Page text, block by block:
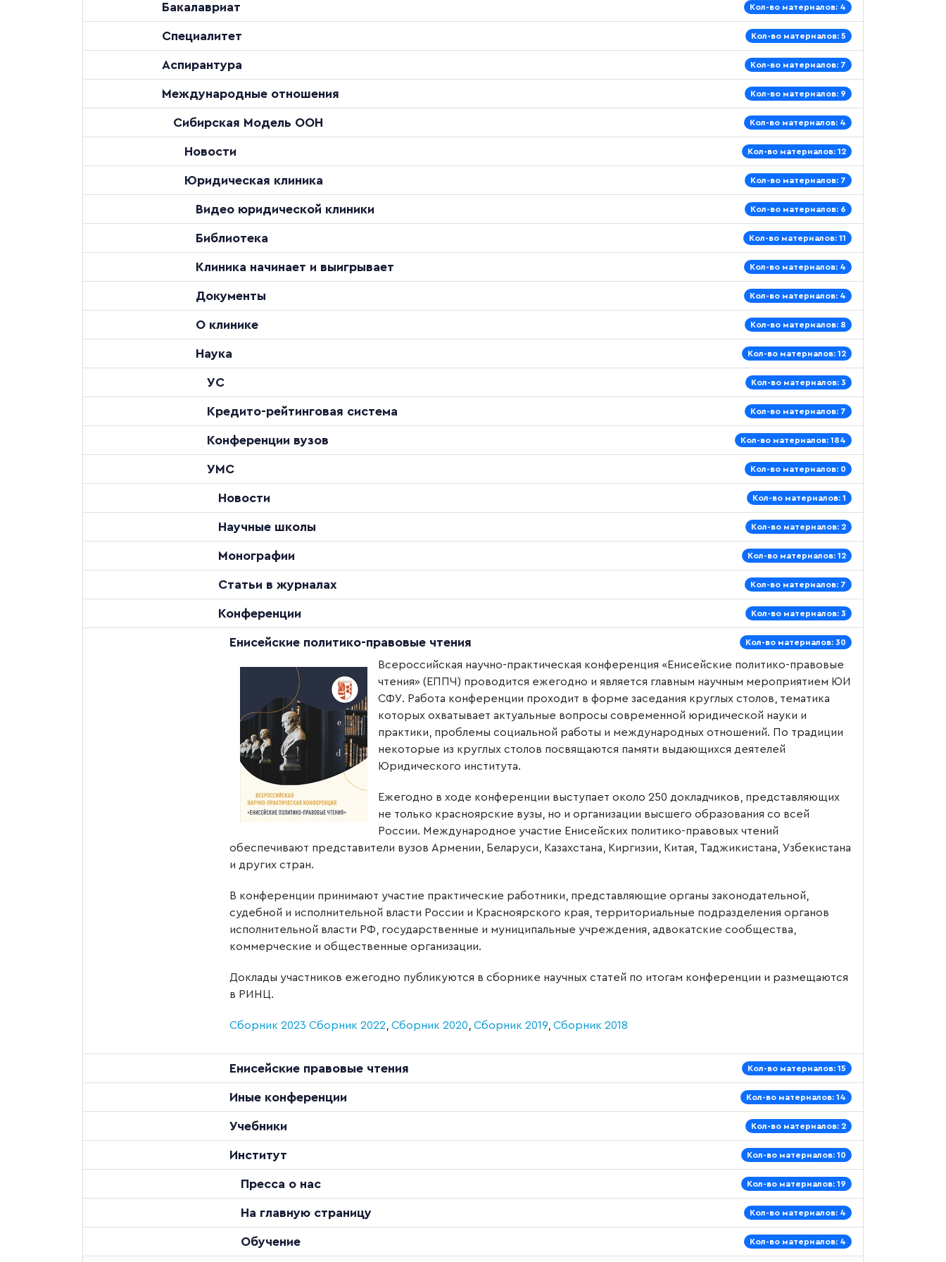
Бакалавриат Кол-во материалов: 4
Специалитет Кол-во материалов: 5
Аспирантура Кол-во материалов: 7
Международные отношения Кол-во материалов: 9
Сибирская Модель ООН Кол-во материалов: 4
Новости Кол-во материалов: 12
Юридическая клиника Кол-во материалов: 7
Видео юридической клиники Кол-во материалов: 6
Библиотека Кол-во материалов: 11
Клиника начинает и выигрывает Кол-во материалов: 4
Документы Кол-во материалов: 4
О клинике Кол-во материалов: 8
Наука Кол-во материалов: 12
УС Кол-во материалов: 3
Кредито-рейтинговая система Кол-во материалов: 7
Конференции вузов Кол-во материалов: 184
УМС Кол-во материалов: 0
Новости Кол-во материалов: 1
Научные школы Кол-во материалов: 2
Монографии Кол-во материалов: 12
Статьи в журналах Кол-во материалов: 7
Конференции Кол-во материалов: 3
Енисейские политико-правовые чтения Кол-во материалов: 30
Всероссийская научно-практическая конференция «Енисейские политико-правовые
чтения» (ЕППЧ) проводится ежегодно и является главным научным мероприятием ЮИ
СФУ. Работа конференции проходит в форме заседания круглых столов, тематика
которых охватывает актуальные вопросы современной юридической науки и
практики, проблемы социальной работы и международных отношений. По традиции
некоторые из круглых столов посвящаются памяти выдающихся деятелей
Юридического института.
Ежегодно в ходе конференции выступает около 250 докладчиков, представляющих
не только красноярские вузы, но и организации высшего образования со всей
России. Международное участие Енисейских политико-правовых чтений
обеспечивают представители вузов Армении, Беларуси, Казахстана, Киргизии, Китая, Таджикистана, Узбекистана
и других стран.
В конференции принимают участие практические работники, представляющие органы законодательной,
судебной и исполнительной власти России и Красноярского края, территориальные подразделения органов
исполнительной власти РФ, государственные и муниципальные учреждения, адвокатские сообщества,
коммерческие и общественные организации.
Доклады участников ежегодно публикуются в сборнике научных статей по итогам конференции и размещаются
в РИНЦ.
Сборник 2023 Сборник 2022 Сборник 2020 Сборник 2019 Сборник 2018
Енисейские правовые чтения Кол-во материалов: 15
Иные конференции Кол-во материалов: 14
Учебники Кол-во материалов: 2
Институт Кол-во материалов: 10
Пресса о нас Кол-во материалов: 19
На главную страницу Кол-во материалов: 4
Обучение Кол-во материалов: 4